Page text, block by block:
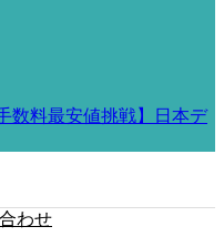
数料最安値挑戦】日本デ
わせ